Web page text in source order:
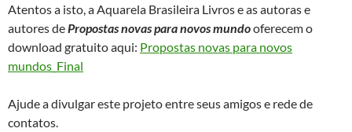
Atentos a isto, a Aquarela Brasileira Livros e as autoras e
autores de Propostas novas para novos mundooferecem o
download gratuito aqui: Propostas novas para novos
mundos_Final
Ajude a divulgar este projeto entre seus amigos e rede de
contatos.